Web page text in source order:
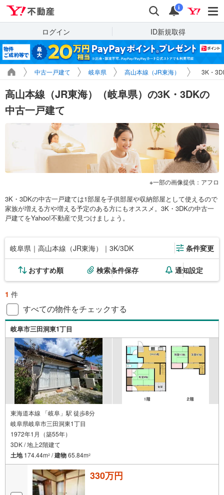
検索 通知
i
ログイン ID新規取得
中古一戸建て 岐阜県 高山本線（JR東海） 3K・
高山本線（JR東海）（岐阜県）の3K・3DKの
中古一戸建て
一部の画像提供：アフロ
3K・3DKの中古一戸建ては1部屋を子供部屋や収納部屋として使えるので
家族が増える方や増える予定のある方にもオススメ。3K・3DKの中古一
戸建てをYahoo!不動産で見つけましょう。
岐阜県｜高山本線（JR東海）｜3K/3DK 条件変更
おすすめ順 検索条件保存 通知設定
1 件
すべての物件をチェックする
岐阜市三田洞東1丁目
東海道本線 「岐阜」駅 徒歩8分
岐阜県岐阜市三田洞東1丁目
1972年1月（築55年）
3DK / 地上2階建て
土地174.44m2 /建物65.84m2
330万円